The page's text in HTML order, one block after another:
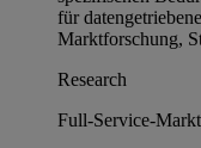
für
Marktforschung,
Research
Full-Service-